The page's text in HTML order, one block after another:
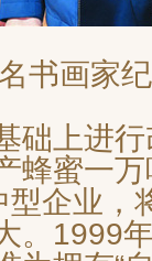
书画家
础上进
蜂蜜一
型企业，
。1999